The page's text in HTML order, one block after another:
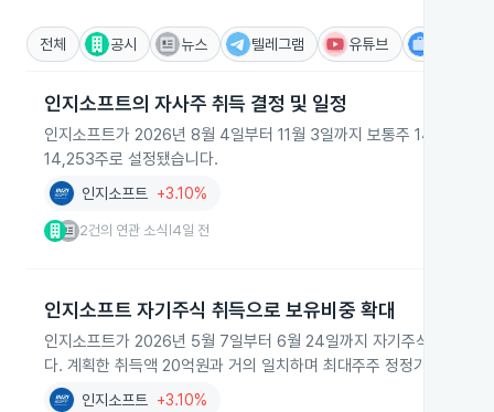
전체 공시 뉴스 텔레그램 유튜브
인지소프트의 자사주 취득 결정 및 일정
인지소프트가 2026년 8월 4일부터 11월 3일까지 보통주 142,531주
14,253주로 설정됐습니다.
인지소프트 +3.10%
2건의 연관 소식 4일 전
인지소프트 자기주식 취득으로 보유비중 확대
인지소프트가 2026년 5월 7일부터 6월 24일까지 자기주식
다. 계획한 취득액 20억원과 거의 일치하며 최대주주 정정기의 지분
인지소프트 +3.10%